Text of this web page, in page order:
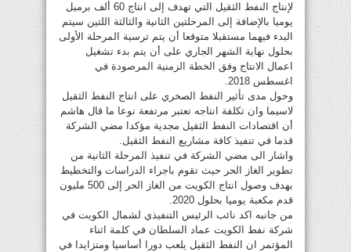
لإنتاج النفط الثقيل التي تهدف إلى انتاج 60 ألف برميل
يوميا بالإضافة إلى المرحلتين الثانية والثالثة اللتين سيتم
البدء فيهما مستقبلا متوقعا أن يتم ترسية المرحلة الأولى
بحلول نهاية الشهر الجاري على أن يتم بدء تشغيل
اعمال الانتاج وفق الخطة الزمنية المرصودة في
اغسطس 2018.
وحول مدى تأثير النفط الصخري على انتاج النفط الثقيل
لاسيما وان تكلفة انتاجه تعتبر مرتفعة نوعا ما قال هاشم
أن اقتصادات النفط الثقيل مجدية مؤكدا مضي الشركة
قدما في تنفيذ كافة مشاريع النفط الثقيل.
واشار الى مضي الشركة في تنفيذ المرحلة الثانية من
تطوير الغاز الحر حيث تقوم باجراء الدراسات والتخطيط
بهدف وصول انتاج الكويت من الغاز الحر إلى 500 مليون
قدم مكعبة يوميا بحلول 2020.
من جانبه اكد نائب الرئيس التنفيذي لشمال الكويت في
شركة نفط الكويت عماد السلطان في كلمة اثناء
المؤتمر ان النفط الثقيل يلعب دورا أساسيا ومتزايدا في